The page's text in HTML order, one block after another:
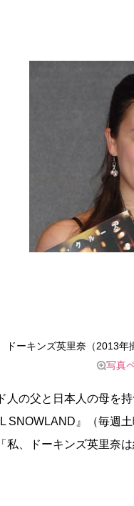
ドーキンズ英里奈（2013年
写真
の父と日本人の母を
SNOWLAND』（毎週
私、ドーキンズ英里奈